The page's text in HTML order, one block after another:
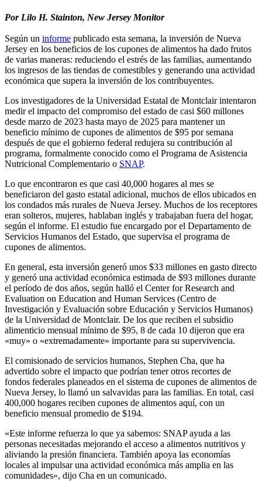
Por Lilo H. Stainton, New Jersey Monitor
Según un informe publicado esta semana, la inversión de Nueva
Jersey en los beneficios de los cupones de alimentos ha dado frutos
de varias maneras: reduciendo el estrés de las familias, aumentando
los ingresos de las tiendas de comestibles y generando una actividad
económica que supera la inversión de los contribuyentes.
Los investigadores de la Universidad Estatal de Montclair intentaron
medir el impacto del compromiso del estado de casi $60 millones
desde marzo de 2023 hasta mayo de 2025 para mantener un
beneficio mínimo de cupones de alimentos de $95 por semana
después de que el gobierno federal redujera su contribución al
programa, formalmente conocido como el Programa de Asistencia
Nutricional Complementario o SNAP.
Lo que encontraron es que casi 40,000 hogares al mes se
beneficiaron del gasto estatal adicional, muchos de ellos ubicados en
los condados más rurales de Nueva Jersey. Muchos de los receptores
eran solteros, mujeres, hablaban inglés y trabajaban fuera del hogar,
según el informe. El estudio fue encargado por el Departamento de
Servicios Humanos del Estado, que supervisa el programa de
cupones de alimentos.
En general, esta inversión generó unos $33 millones en gasto directo
y generó una actividad económica estimada de $93 millones durante
el período de dos años, según halló el Center for Research and
Evaluation on Education and Human Services (Centro de
Investigación y Evaluación sobre Educación y Servicios Humanos)
de la Universidad de Montclair. De los que reciben el subsidio
alimenticio mensual mínimo de $95, 8 de cada 10 dijeron que era
«muy» o «extremadamente» importante para su supervivencia.
El comisionado de servicios humanos, Stephen Cha, que ha
advertido sobre el impacto que podrían tener otros recortes de
fondos federales planeados en el sistema de cupones de alimentos de
Nueva Jersey, lo llamó un salvavidas para las familias. En total, casi
400,000 hogares reciben cupones de alimentos aquí, con un
beneficio mensual promedio de $194.
«Este informe refuerza lo que ya sabemos: SNAP ayuda a las
personas necesitadas mejorando el acceso a alimentos nutritivos y
aliviando la presión financiera. También apoya las economías
locales al impulsar una actividad económica más amplia en las
comunidades», dijo Cha en un comunicado.